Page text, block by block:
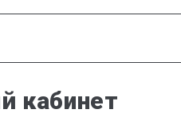
кабинет